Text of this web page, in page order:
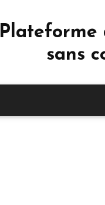
Plateforme
sans